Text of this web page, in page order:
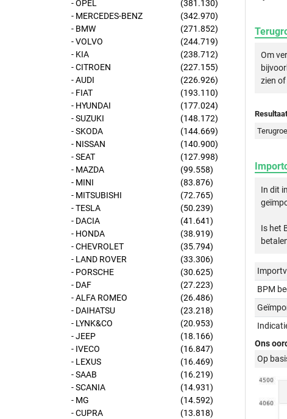
- OPEL
(381.130)
- MERCEDES-BENZ
(342.970)
- BMW
(271.852)
- VOLVO
(244.719)
- KIA
(238.712)
- CITROEN
(227.155)
- AUDI
(226.926)
- FIAT
(193.110)
- HYUNDAI
(177.024)
- SUZUKI
(148.172)
- SKODA
(144.669)
- NISSAN
(140.900)
- SEAT
(127.998)
- MAZDA
(99.558)
- MINI
(83.876)
- MITSUBISHI
(72.765)
- TESLA
(50.239)
- DACIA
(41.641)
- HONDA
(38.919)
- CHEVROLET
(35.794)
- LAND ROVER
(33.306)
- PORSCHE
(30.625)
- DAF
(27.223)
- ALFA ROMEO
(26.486)
- DAIHATSU
(23.218)
- LYNK&CO
(20.953)
- JEEP
(18.166)
- IVECO
(16.847)
- LEXUS
(16.469)
- SAAB
(16.219)
- SCANIA
(14.931)
- MG
(14.592)
- CUPRA
(13.818)
Om
zien
Resultaat
In dit
Is het
BPM
Ons
Op